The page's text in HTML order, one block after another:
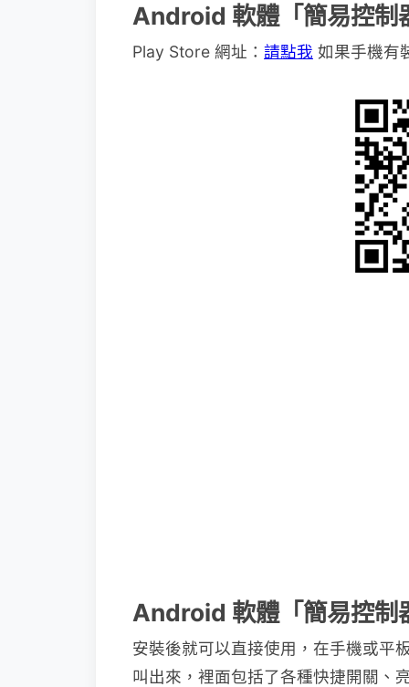
Android 軟體「簡易控制
Play Store 網址： 請點我 如果手機有
Android 軟體「簡易控制
安裝後就可以直接使用，在手機或平
叫出來，裡面包括了各種快捷開關、